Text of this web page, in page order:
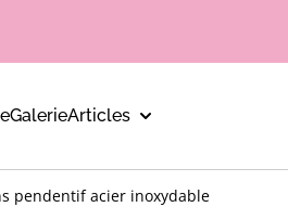
GalerieArticles
pendentif acier inoxydable